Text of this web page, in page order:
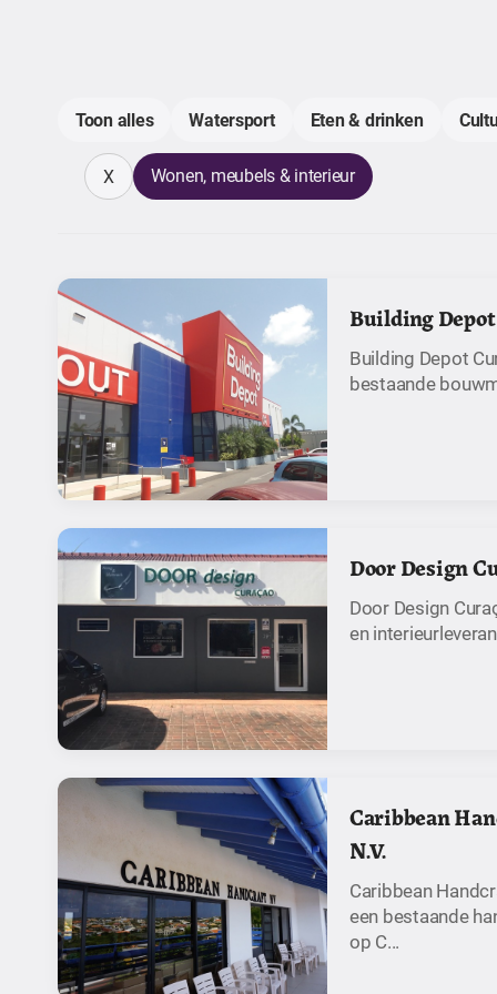
Toon alles Watersport Eten & drinken
X Wonen, meubels & interieur
Building Depot
Building Depot
bestaande
Door Design
Door Design
en
Caribbean
N.V.
Caribbean
een bestaande
op C...